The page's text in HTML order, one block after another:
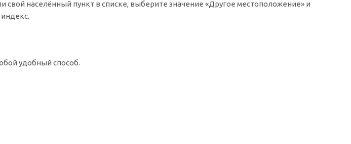
населённый пункт в списке, выберите значение «Другое местоположение» и
удобный способ.